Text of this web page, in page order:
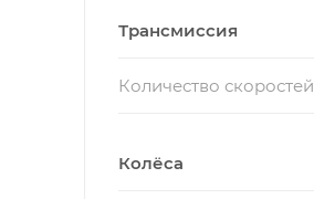
Трансмиссия
Количество скоростей
Колёса